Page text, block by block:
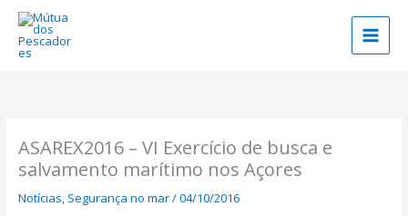
content
ASAREX2016 – VI Exercício de busca e
salvamento marítimo nos Açores
Notícias Segurança no mar/04/10/2016